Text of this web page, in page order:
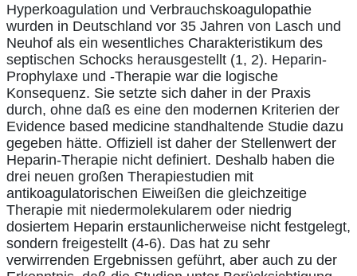
Hyperkoagulation und Verbrauchskoagulopathie
wurden in Deutschland vor 35 Jahren von Lasch und
Neuhof als ein wesentliches Charakteristikum des
septischen Schocks herausgestellt (1, 2). Heparin-
Prophylaxe und -Therapie war die logische
Konsequenz. Sie setzte sich daher in der Praxis
durch, ohne daß es eine den modernen Kriterien der
Evidence based medicine standhaltende Studie dazu
gegeben hätte. Offiziell ist daher der Stellenwert der
Heparin-Therapie nicht definiert. Deshalb haben die
drei neuen großen Therapiestudien mit
antikoagulatorischen Eiweißen die gleichzeitige
Therapie mit niedermolekularem oder niedrig
dosiertem Heparin erstaunlicherweise nicht festgelegt,
sondern freigestellt (4-6). Das hat zu sehr
verwirrenden Ergebnissen geführt, aber auch zu der